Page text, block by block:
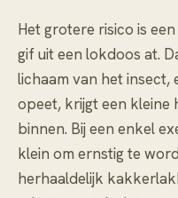
Het grotere risico is
gif uit een lokdoos at.
lichaam van het
opeet, krijgt een kleine
binnen. Bij een enkel
klein om ernstig te
herhaaldelijk